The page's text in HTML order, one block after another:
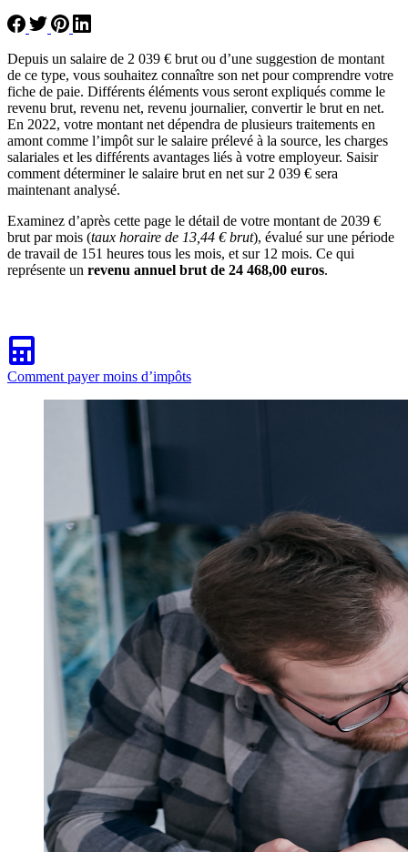
Depuis un salaire de 2 039 € brut ou d’une suggestion de montant
de ce type, vous souhaitez connaître son net pour comprendre votre
fiche de paie. Différents éléments vous seront expliqués comme le
revenu brut, revenu net, revenu journalier, convertir le brut en net.
En 2022, votre montant net dépendra de plusieurs traitements en
amont comme l’impôt sur le salaire prélevé à la source, les charges
salariales et les différents avantages liés à votre employeur. Saisir
comment déterminer le salaire brut en net sur 2 039 € sera
maintenant analysé.
Examinez d’après cette page le détail de votre montant de 2039 €
brut par mois (taux horaire de 13,44 € brut), évalué sur une période
de travail de 151 heures tous les mois, et sur 12 mois. Ce qui
représente un revenu annuel brut de 24 468,00 euros.
Comment payer moins d’impôts